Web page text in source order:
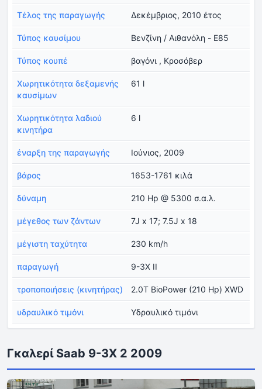
Τέλος της παραγωγής Δεκέμβριος, 2010 έτος
Τύπος καυσίμου Βενζίνη / Αιθανόλη - E85
Τύπος κουπέ βαγόνι , Κροσόβερ
Χωρητικότητα δεξαμενής
καυσίμων
61 l
Χωρητικότητα λαδιού
κινητήρα
6 l
έναρξη της παραγωγής Ιούνιος, 2009
βάρος 1653-1761 κιλά
δύναμη 210 Hp @ 5300 σ.α.λ.
μέγεθος των ζάντων 7J x 17; 7.5J x 18
μέγιστη ταχύτητα 230 km/h
παραγωγή 9-3X II
τροποποιήσεις (κινητήρας) 2.0T BioPower (210 Hp) XWD
υδραυλικό τιμόνι Υδραυλικό τιμόνι
Γκαλερί Saab 9-3X 2 2009